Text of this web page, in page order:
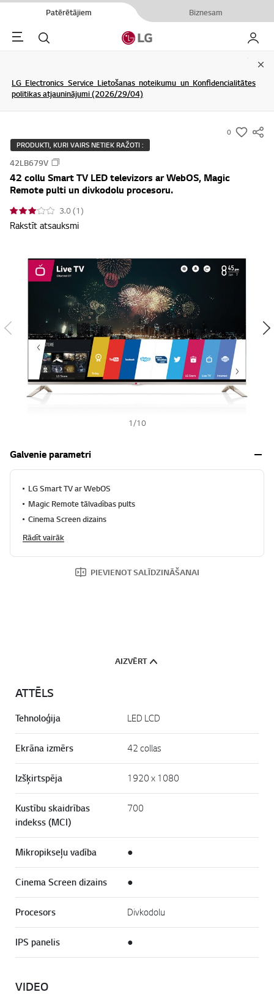
Patērētājiem Biznesam
Menu Meklēt Mans
LG Electronics Service Lietošanas noteikumu un Konfidencialitātes
politikas atjauninājumi (2026/29/04)
0
s
w
PRODUKTI, KURI VAIRS NETIEK RAŽOTI :
42LB679V
42 collu Smart TV LED televizors ar WebOS, Magic
Remote pulti un divkodolu procesoru.
3.0 (1)
Rakstīt atsauksmi
1/10
Galvenie parametri
LG Smart TV ar WebOS
Magic Remote tālvadības pults
Cinema Screen dizains
Rādīt vairāk
PIEVIENOT SALĪDZINĀŠANAI
AIZVĒRT
ATTĒLS
Tehnoloģija LED LCD
Ekrāna izmērs 42 collas
Izšķirtspēja 1920 x 1080
Kustību skaidrības
indekss (MCI)
700
Mikropikseļu vadība ●
Cinema Screen dizains ●
Procesors Divkodolu
IPS panelis ●
VIDEO